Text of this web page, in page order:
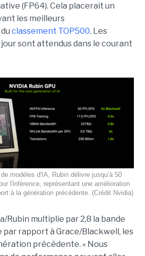
(FP64). Cela placerait un
les meilleurs
classement TOP500. Les
sont attendus dans le courant
modèles d'IA, Rubin délivre jusqu’à 50
l'inférence, représentant une amélioration
à la génération précédente. (Crédit Nvidia)
Rubin multiplie par 2,8 la bande
par rapport à Grace/Blackwell, les
précédente. « Nous